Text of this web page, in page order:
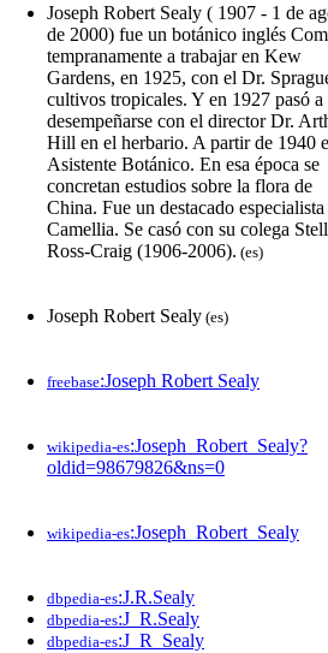
Joseph Robert Sealy ( 1907 - 1 de
de 2000) fue un botánico inglés
tempranamente a trabajar en Kew
Gardens, en 1925, con el Dr.
cultivos tropicales. Y en 1927 pasó a
desempeñarse con el director Dr.
Hill en el herbario. A partir de 1940
Asistente Botánico. En esa época se
concretan estudios sobre la flora de
China. Fue un destacado especialista
Camellia. Se casó con su colega
Ross-Craig (1906-2006). (es)
Joseph Robert Sealy (es)
freebase:Joseph Robert Sealy
wikipedia-es:Joseph_Robert_Sealy?
oldid=98679826&ns=0
wikipedia-es:Joseph_Robert_Sealy
dbpedia-es:J.R.Sealy
dbpedia-es:J_R.Sealy
dbpedia-es:J_R_Sealy